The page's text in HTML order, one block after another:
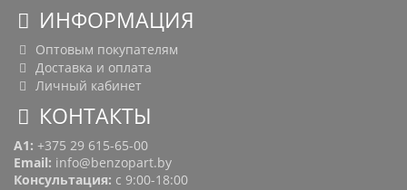
ИНФОРМАЦИЯ
Оптовым покупателям
Доставка и оплата
Личный кабинет
КОНТАКТЫ
A1: +375 29 615-65-00
Email: info@benzopart.by
Консультация: с 9:00-18:00